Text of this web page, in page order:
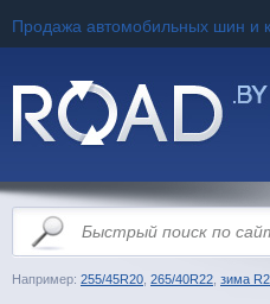
Продажа автомобильных шин и
Например: 255/45R20 265/40R22 зима